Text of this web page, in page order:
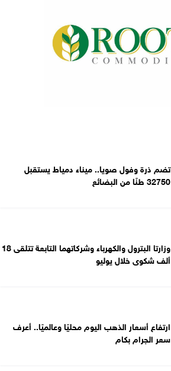
تضم ذرة وفول صويا.. ميناء دمياط يستقبل
32750 طنًا من البضائع
وزارتا البترول والكهرباء وشركاتهما التابعة تتلقى 18
ألف شكوى خلال يوليو
ارتفاع أسعار الذهب اليوم محليًا وعالميًا.. أعرف
سعر الجرام بكام